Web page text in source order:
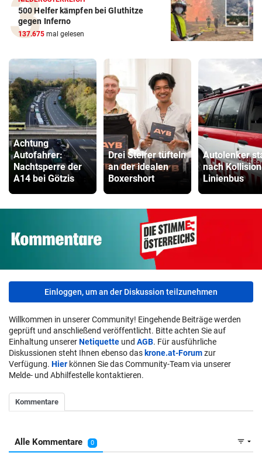
500 Helfer kämpfen bei Gluthitze
gegen Inferno
137.675 mal gelesen
Achtung
Autofahrer:
Nachtsperre der
A14 bei Götzis
Drei Steirer tüfteln
an der idealen
Boxershort
Autolenker
nach
Linienbus
Einloggen, um an der Diskussion teilzunehmen
Willkommen in unserer Community! Eingehende Beiträge werden
geprüft und anschließend veröffentlicht. Bitte achten Sie auf
Einhaltung unsererNetiquette und AGB. Für ausführliche
Diskussionen steht Ihnen ebenso das krone.at-Forumzur
Verfügung. Hier können Sie das Community-Team via unserer
Melde- und Abhilfestelle kontaktieren.